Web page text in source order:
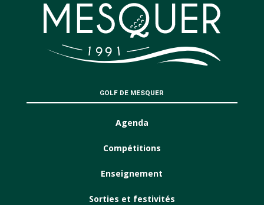
GOLF DE MESQUER
Agenda
Compétitions
Enseignement
Sorties et festivités